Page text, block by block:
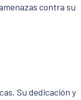
contra su
Su dedicación y